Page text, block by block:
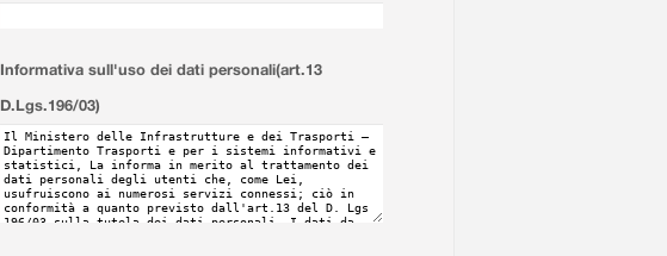
Informativa sull'uso dei dati personali(art.13
D.Lgs.196/03)